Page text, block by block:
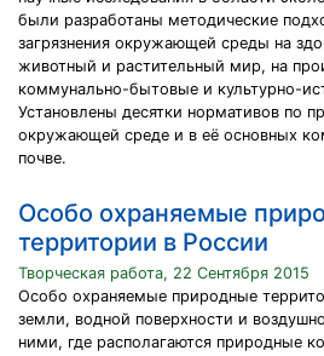
были разработаны методические
загрязнения окружающей среды на
животный и растительный мир, на
коммунально-бытовые и культурно-
Установлены десятки нормативов по
окружающей среде и в её основных
почве.
Особо охраняемые
территории в России
Творческая работа, 22 Сентября 2015
Особо охраняемые природные
земли, водной поверхности и
ними, где располагаются природные